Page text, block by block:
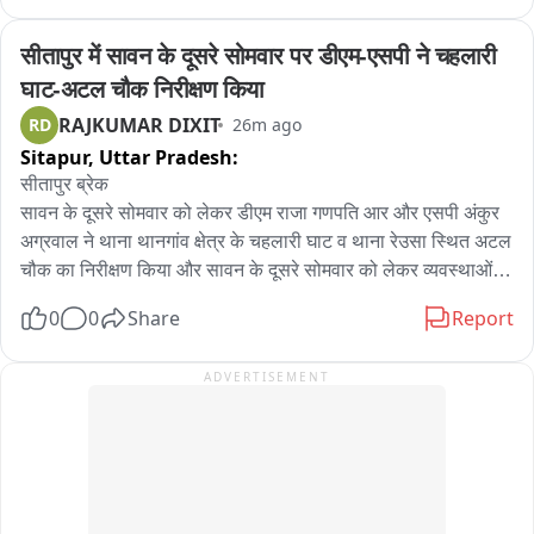
श्रद्धा, अनुशासन, संयम और सेवा—यही कांवड़ यात्रा की आत्मा: सीएम
योगी
कांवड़ यात्रा भगवान शिव के लोकमंगल के संदेश को आगे बढ़ाती है: योगी
बनी रहती है।
पुलिस  ने बताया कि सड़क किनारे नाले का निर्माण कार्य चल रहा है।
प्रारंभिक जांच में सामने आया है कि बाइक सवार को बचाने के प्रयास में कार
अनियंत्रित होकर नाले में गिरी। चालक को कोई चोट नहीं आई है। मामले में
चालक की ओर से पुलिस को कोई शिकायत नहीं दी गई है।
सीतापुर में सावन के दूसरे सोमवार पर डीएम-एसपी ने चहलारी
घाट-अटल चौक निरीक्षण किया
RD RAJKUMAR DIXIT 26m ago
Sitapur, Uttar Pradesh:
सीतापुर ब्रेक
सावन के दूसरे सोमवार को लेकर डीएम राजा गणपति आर और एसपी अंकुर
अग्रवाल ने थाना थानगांव क्षेत्र के चहलारी घाट व थाना रेउसा स्थित अटल
चौक का निरीक्षण किया और सावन के दूसरे सोमवार को लेकर व्यवस्थाओं
0 0 Share Report
ADVERTISEMENT